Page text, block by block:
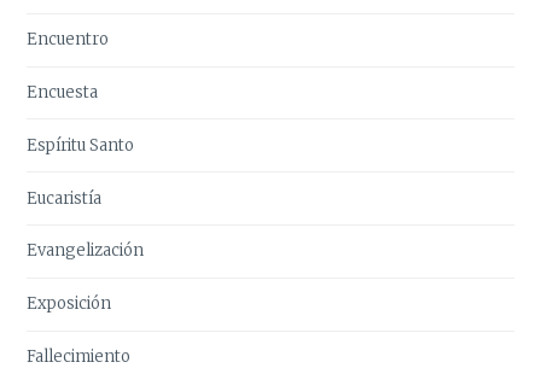
Encuentro
Encuesta
Espíritu Santo
Eucaristía
Evangelización
Exposición
Fallecimiento